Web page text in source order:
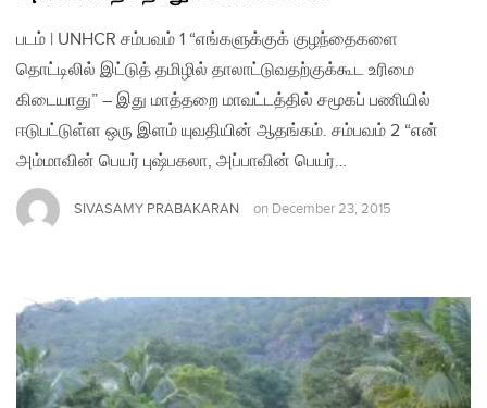
படம் | UNHCR சம்பவம் 1 “எங்களுக்குக் குழந்தைகளை
தொட்டிலில் இட்டுத் தமிழில் தாலாட்டுவதற்குக்கூட உரிமை
கிடையாது” – இது மாத்தறை மாவட்டத்தில் சமூகப் பணியில்
ஈடுபட்டுள்ள ஒரு இளம் யுவதியின் ஆதங்கம். சம்பவம் 2 “என்
அம்மாவின் பெயர் புஷ்பகலா, அப்பாவின் பெயர்…
SIVASAMY PRABAKARAN on December 23, 2015